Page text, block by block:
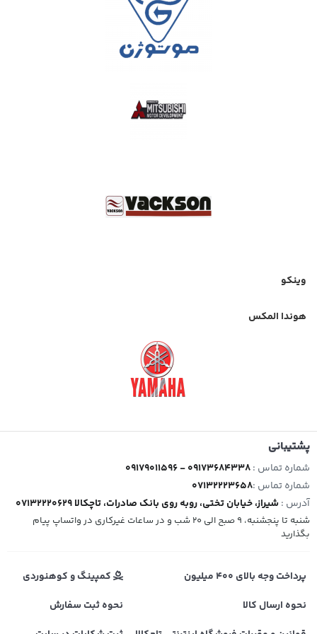
وینکو
هوندا المکس
پشتیبانی
شماره تماس :09179011596 - 09173684338
شماره تماس :07132223658
آدرس :شیراز، خیابان تختی، روبه روی بانک صادرات، تاچکالا 07132220629
شنبه تا پنجشنبه، 9 صبح الی 20 شب و در ساعات غیرکاری در واتساپ پیام
بگذارید
پرداخت وجه بالای 400 میلیون
کمپینگ و کوهنوردی
نحوه ارسال کالا
نحوه ثبت سفارش